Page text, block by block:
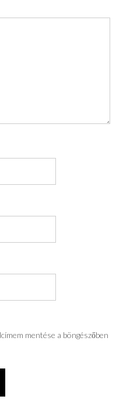
mentése a böngészőben